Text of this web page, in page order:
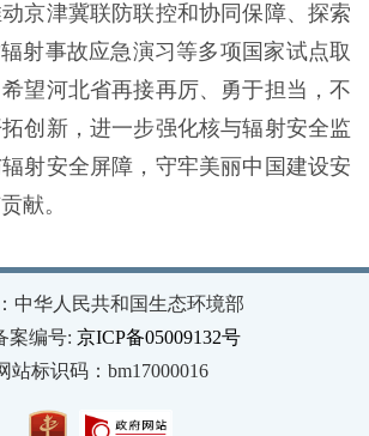
京津冀联防联控和协同保障、探索
射事故应急演习等多项国家试点取
望河北省再接再厉、勇于担当，不
创新，进一步强化核与辐射安全监
射安全屏障，守牢美丽中国建设安
献。
中华人民共和国生态环境部
案编号: 京ICP备05009132号
站标识码：bm17000016